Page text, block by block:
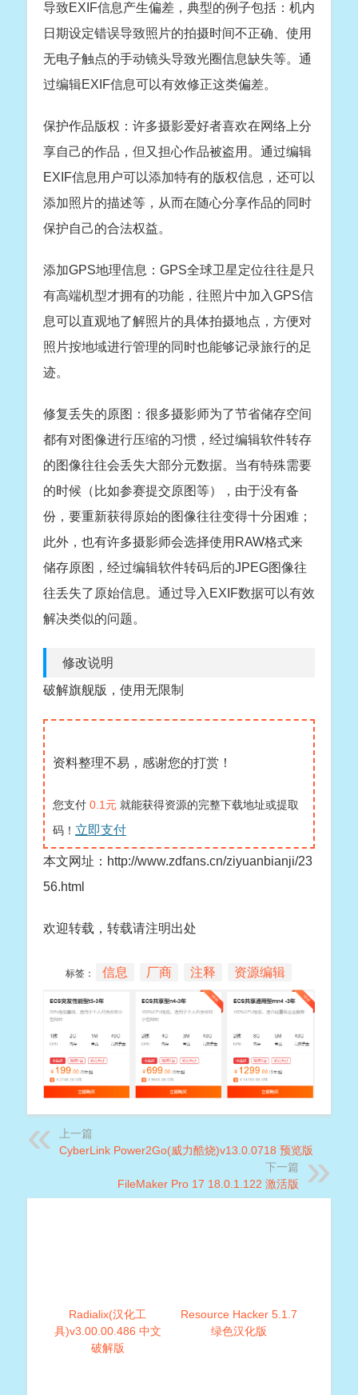
导致EXIF信息产生偏差，典型的例子包括：机内
日期设定错误导致照片的拍摄时间不正确、使用
无电子触点的手动镜头导致光圈信息缺失等。通
过编辑EXIF信息可以有效修正这类偏差。
保护作品版权：许多摄影爱好者喜欢在网络上分
享自己的作品，但又担心作品被盗用。通过编辑
EXIF信息用户可以添加特有的版权信息，还可以
添加照片的描述等，从而在随心分享作品的同时
保护自己的合法权益。
添加GPS地理信息：GPS全球卫星定位往往是只
有高端机型才拥有的功能，往照片中加入GPS信
息可以直观地了解照片的具体拍摄地点，方便对
照片按地域进行管理的同时也能够记录旅行的足
迹。
修复丢失的原图：很多摄影师为了节省储存空间
都有对图像进行压缩的习惯，经过编辑软件转存
的图像往往会丢失大部分元数据。当有特殊需要
的时候（比如参赛提交原图等），由于没有备
份，要重新获得原始的图像往往变得十分困难；
此外，也有许多摄影师会选择使用RAW格式来
储存原图，经过编辑软件转码后的JPEG图像往
往丢失了原始信息。通过导入EXIF数据可以有效
解决类似的问题。
修改说明
破解旗舰版，使用无限制
资料整理不易，感谢您的打赏！
您支付 0.1元 就能获得资源的完整下载地址或提取
码！ 立即支付
本文网址：http://www.zdfans.cn/ziyuanbianji/23
56.html
欢迎转载，转载请注明出处
标签： 信息 厂商 注释 资源编辑
上一篇
CyberLink Power2Go(威力酷烧)v13.0.0718 预览版
下一篇
FileMaker Pro 17 18.0.1.122 激活版
Radialix(汉化工
具)v3.00.00.486 中文
破解版
Resource Hacker 5.1.7
绿色汉化版